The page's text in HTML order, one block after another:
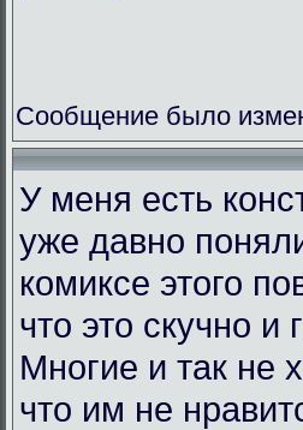
Сообщение было
У меня есть
уже давно
комиксе этого
что это скучно и
Многие и так не
что им не